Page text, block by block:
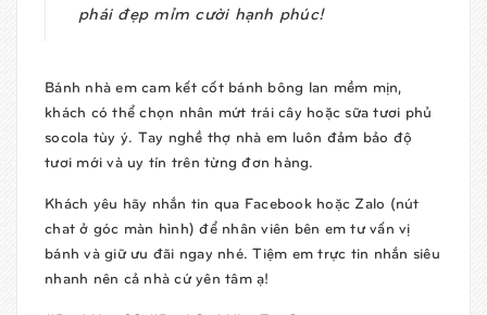
phái đẹp mỉm cười hạnh phúc!
Bánh nhà em cam kết cốt bánh bông lan mềm mịn,
khách có thể chọn nhân mứt trái cây hoặc sữa tươi phủ
socola tùy ý. Tay nghề thợ nhà em luôn đảm bảo độ
tươi mới và uy tín trên từng đơn hàng.
Khách yêu hãy nhắn tin qua Facebook hoặc Zalo (nút
chat ở góc màn hình) để nhân viên bên em tư vấn vị
bánh và giữ ưu đãi ngay nhé. Tiệm em trực tin nhắn siêu
nhanh nên cả nhà cứ yên tâm ạ!